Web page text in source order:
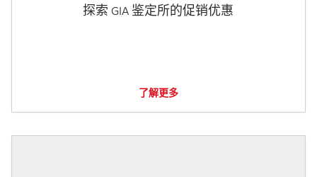
探索 GIA 鉴定所的促销优惠
了解更多